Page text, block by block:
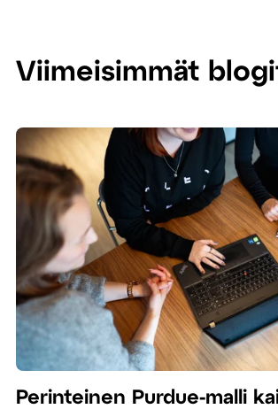
Viimeisimmät
Perinteinen Purdue-malli